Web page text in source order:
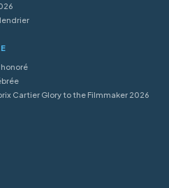
Cartier Glory to the Filmmaker 2026